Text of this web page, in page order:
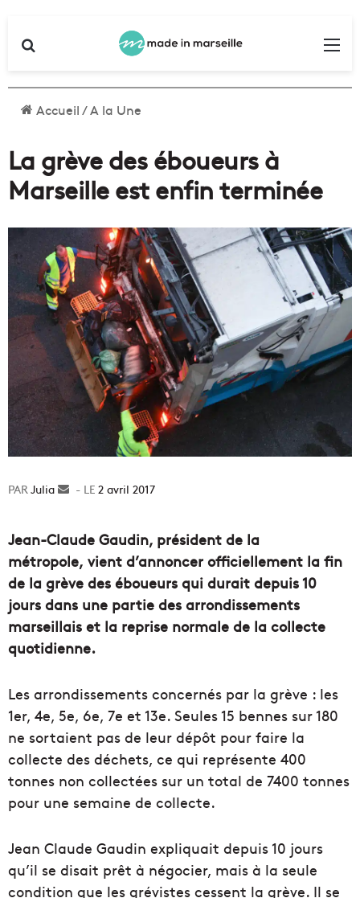
Accueil/A la Une
La grève des éboueurs à
Marseille est enfin terminée
Julia
Envoyer2 avril 2017
Jean-Claude Gaudin, président de la
métropole, vient d’annoncer officiellement la fin
de la grève des éboueurs qui durait depuis 10
jours dans une partie des arrondissements
marseillais et la reprise normale de la collecte
quotidienne.
Les arrondissements concernés par la grève : les
1er, 4e, 5e, 6e, 7e et 13e. Seules 15 bennes sur 180
ne sortaient pas de leur dépôt pour faire la
collecte des déchets, ce qui représente 400
tonnes non collectées sur un total de 7400 tonnes
pour une semaine de collecte.
Jean Claude Gaudin expliquait depuis 10 jours
qu’il se disait prêt à négocier, mais à la seule
condition que les grévistes cessent la grève. Il se